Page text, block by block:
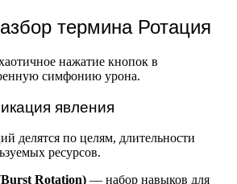
термина Ротация
нажатие кнопок в
симфонию урона.
явления
делятся по целям, длительности
ресурсов.
Rotation) — набор навыков для